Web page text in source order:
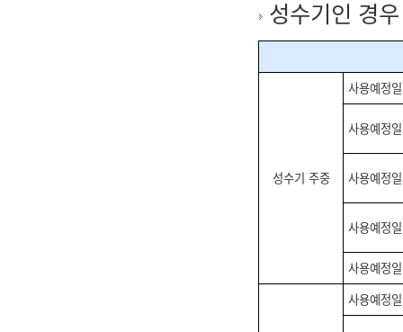
성수기인 경우
성수기 주중
사용예정
사용예정
사용예정
사용예정
사용예정
사용예정